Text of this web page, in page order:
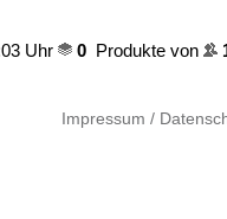
Uhr 0 Produkte von
Impressum /